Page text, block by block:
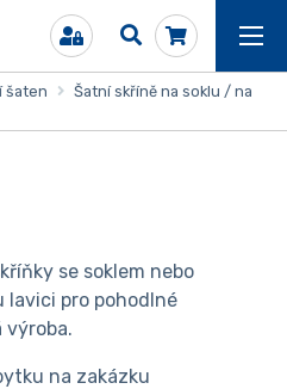
šaten
Šatní skříně na soklu / na
se soklem nebo
pro pohodlné
výroba.
na zakázku